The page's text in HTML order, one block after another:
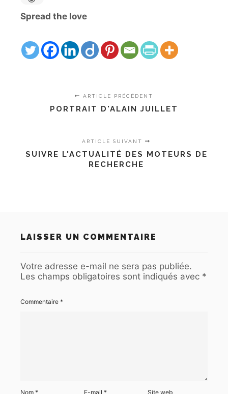
Spread the love
ARTICLE PRÉCÉDENT
PORTRAIT D'ALAIN JUILLET
ARTICLE SUIVANT
SUIVRE L'ACTUALITÉ DES MOTEURS DE
RECHERCHE
LAISSER UN COMMENTAIRE
Votre adresse e-mail ne sera pas publiée.
Les champs obligatoires sont indiqués avec *
Commentaire *
Nom * E-mail* Site web